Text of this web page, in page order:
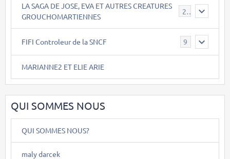
LA SAGA DE JOSE, EVA ET AUTRES CREATURES
GROUCHOMARTIENNES
26
FIFI Controleur de la SNCF 9
MARIANNE2 ET ELIE ARIE
QUI SOMMES NOUS
QUI SOMMES NOUS?
maly darcek